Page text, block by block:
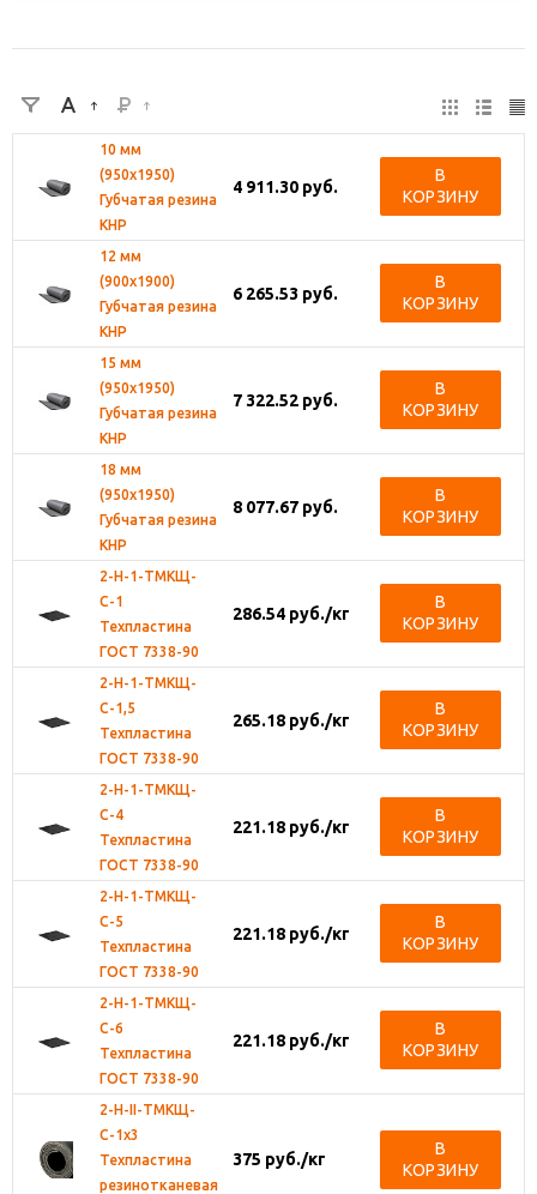
10 мм
(950х1950)
Губчатая резина
КНР
4 911.30 руб.
В
КОРЗИНУ
12 мм
(900х1900)
Губчатая резина
КНР
6 265.53 руб.
В
КОРЗИНУ
15 мм
(950х1950)
Губчатая резина
КНР
7 322.52 руб.
В
КОРЗИНУ
18 мм
(950х1950)
Губчатая резина
КНР
8 077.67 руб.
В
КОРЗИНУ
2-Н-1-ТМКЩ-
С-1
Техпластина
ГОСТ 7338-90
286.54 руб./кг
В
КОРЗИНУ
2-Н-1-ТМКЩ-
С-1,5
Техпластина
ГОСТ 7338-90
265.18 руб./кг
В
КОРЗИНУ
2-Н-1-ТМКЩ-
С-4
Техпластина
ГОСТ 7338-90
221.18 руб./кг
В
КОРЗИНУ
2-Н-1-ТМКЩ-
С-5
Техпластина
ГОСТ 7338-90
221.18 руб./кг
В
КОРЗИНУ
2-Н-1-ТМКЩ-
С-6
Техпластина
ГОСТ 7338-90
221.18 руб./кг
В
КОРЗИНУ
2-Н-II-ТМКЩ-
С-1х3
Техпластина
резинотканевая
375 руб./кг
В
КОРЗИНУ